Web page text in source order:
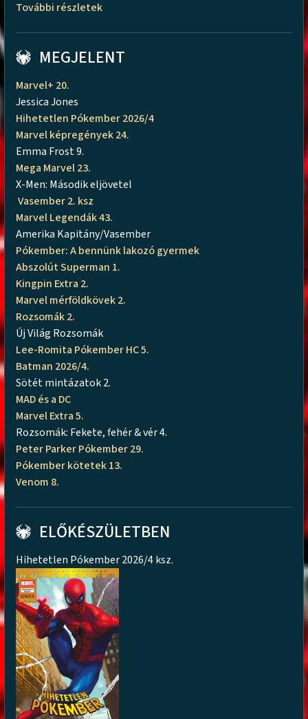
További részletek
MEGJELENT
Marvel+ 20.
Jessica Jones
Hihetetlen Pókember 2026/4
Marvel képregények 24.
Emma Frost 9.
Mega Marvel 23.
X-Men: Második eljövetel
Vasember 2. ksz
Marvel Legendák 43.
Amerika Kapitány/Vasember
Pókember: A bennünk lakozó gyermek
Abszolút Superman 1.
Kingpin Extra 2.
Marvel mérföldkövek 2.
Rozsomák 2.
Új Világ Rozsomák
Lee-Romita Pókember HC 5.
Batman 2026/4.
Sötét mintázatok 2.
MAD és a DC
Marvel Extra 5.
Rozsomák: Fekete, fehér & vér 4.
Peter Parker Pókember 29.
Pókember kötetek 13.
Venom 8.
ELŐKÉSZÜLETBEN
Hihetetlen Pókember 2026/4 ksz.